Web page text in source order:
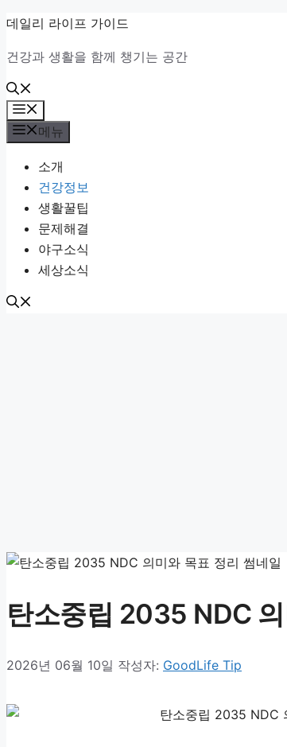
컨
츠
로
건
너
뛰
데일리 라이프 가이드
건강과 생활을 함께 챙기는 공간
뉴
메뉴
소개
건강정보
생활꿀팁
문제해결
야구소식
세상소식
탄소중립 2035 NDC
2026년 06월 10일 작성자: GoodLife Tip